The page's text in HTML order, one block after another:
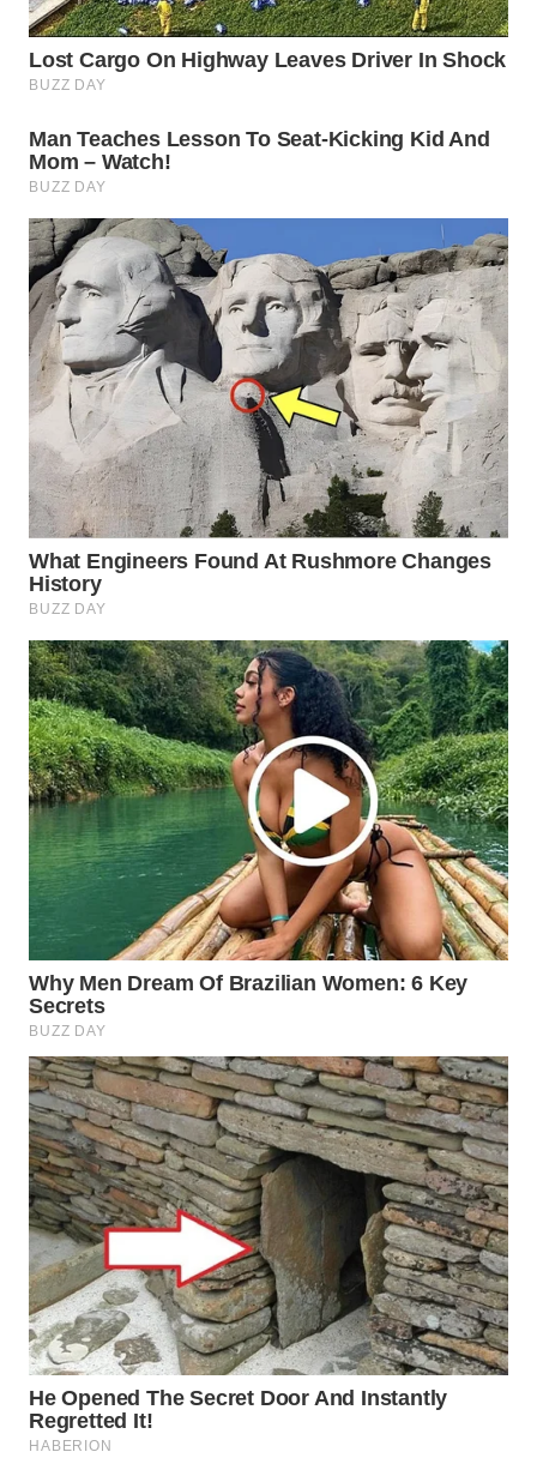
WN
PRIANGAN
TIMUR
WN
SEMARANG
WN
SOLO
WN
BOROBUDUR
WN
MADURA
WN
SURABAYA
WN
NATUNA
WN
BINTAN
WN
MANDALIKA
WN
LIKUPANG
WN
LABUANBAJO
WN
BORNEO
Wahana
Media
Group
WAHANA
NEWS
WAHANA
TANI
WAHANA
ADVOKAT